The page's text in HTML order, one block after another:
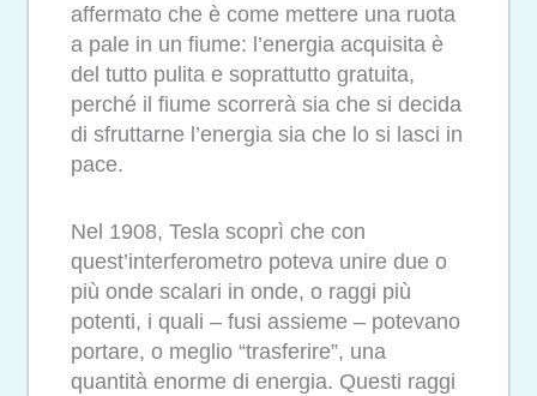
affermato che è come mettere una ruota
a pale in un fiume: l’energia acquisita è
del tutto pulita e soprattutto gratuita,
perché il fiume scorrerà sia che si decida
di sfruttarne l’energia sia che lo si lasci in
pace.
Nel 1908, Tesla scoprì che con
quest’interferometro poteva unire due o
più onde scalari in onde, o raggi più
potenti, i quali – fusi assieme – potevano
portare, o meglio “trasferire”, una
quantità enorme di energia. Questi raggi